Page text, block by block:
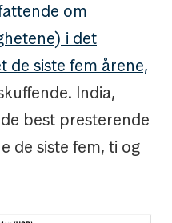
om
i det
de siste fem årene,
India,
best presterende
de siste fem, ti og